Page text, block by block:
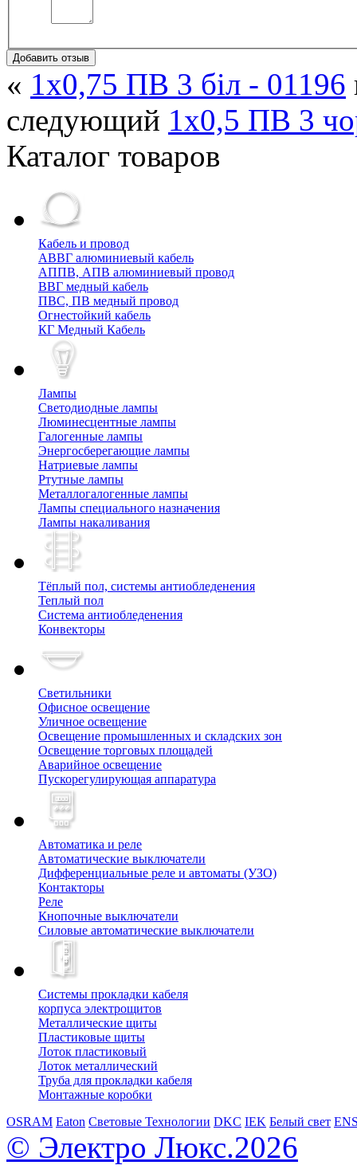
Добавить отзыв
« 1х0,75 ПВ 3 біл - 01196
следующий 1х0,5 ПВ 3
Каталог товаров
Кабель и провод
АВВГ алюминиевый кабель
АППВ, АПВ алюминиевый провод
ВВГ медный кабель
ПВС, ПВ медный провод
Огнестойкий кабель
КГ Медный Кабель
Лампы
Cветодиодные лампы
Люминесцентные лампы
Галогенные лампы
Энергосберегающие лампы
Натриевые лампы
Ртутные лампы
Металлогалогенные лампы
Лампы специального назначения
Лампы накаливания
Тёплый пол, cистемы антиобледенения
Теплый пол
Система антиобледенения
Конвекторы
Светильники
Офисное освещение
Уличное освещение
Освещение промышленных и складских зон
Освещение торговых площадей
Аварийное освещение
Пускорегулирующая аппаратура
Автоматика и реле
Автоматические выключатели
Дифференциальные реле и автоматы (УЗО)
Контакторы
Реле
Кнопочные выключатели
Силовые автоматические выключатели
Системы прокладки кабеля
корпуса электрощитов
Металлические щиты
Пластиковые щиты
Лоток пластиковый
Лоток металлический
Труба для прокладки кабеля
Монтажные коробки
OSRAM Eaton Световые Технологии DKC IEK Белый свет
© Электро Люкс.2026